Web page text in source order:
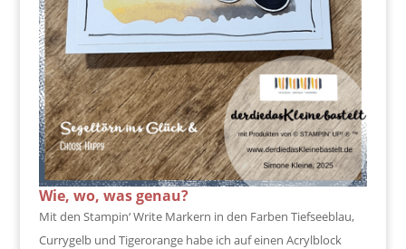
Wie, wo, was genau?
Mit den Stampin‘ Write Markern in den Farben Tiefseeblau,
Currygelb und Tigerorange habe ich auf einen Acrylblock